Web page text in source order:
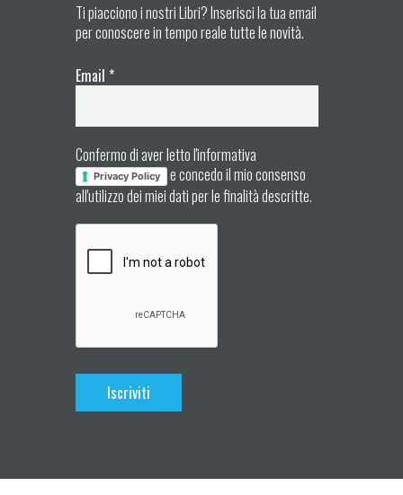
Ti piacciono i nostri Libri? Inserisci la tua email
per conoscere in tempo reale tutte le novità.
Email *
Confermo di aver letto l'informativa
Privacy Policy
e concedo il mio consenso
all'utilizzo dei miei dati per le finalità descritte.